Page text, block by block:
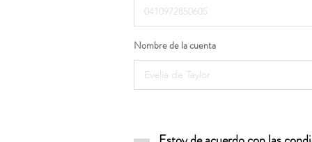
Nombre de la cuenta